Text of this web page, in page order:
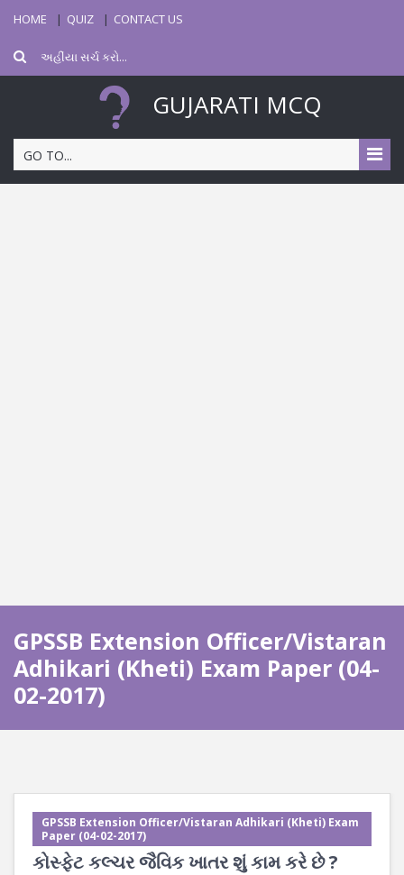
HOME QUIZ CONTACT US
GUJARATI MCQ
GO TO...
GPSSB Extension Officer/Vistaran
Adhikari (Kheti) Exam Paper (04-
02-2017)
GPSSB Extension Officer/Vistaran Adhikari (Kheti) Exam
Paper (04-02-2017)
કોસ્ફેટ કલ્ચર જૈવિક ખાતર શું કામ કરે છે ?